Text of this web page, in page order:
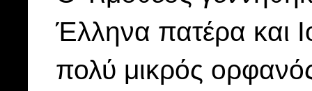
Έλληνα πατέρα και
πολύ μικρός